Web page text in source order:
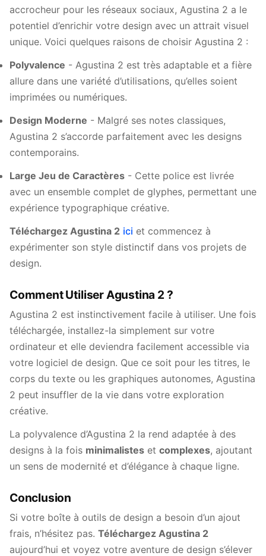
accrocheur pour les réseaux sociaux, Agustina 2 a le
potentiel d’enrichir votre design avec un attrait visuel
unique. Voici quelques raisons de choisir Agustina 2 :
Polyvalence - Agustina 2 est très adaptable et a fière
allure dans une variété d’utilisations, qu’elles soient
imprimées ou numériques.
Design Moderne - Malgré ses notes classiques,
Agustina 2 s’accorde parfaitement avec les designs
contemporains.
Large Jeu de Caractères - Cette police est livrée
avec un ensemble complet de glyphes, permettant une
expérience typographique créative.
Téléchargez Agustina 2 ici et commencez à
expérimenter son style distinctif dans vos projets de
design.
Comment Utiliser Agustina 2 ?
Agustina 2 est instinctivement facile à utiliser. Une fois
téléchargée, installez-la simplement sur votre
ordinateur et elle deviendra facilement accessible via
votre logiciel de design. Que ce soit pour les titres, le
corps du texte ou les graphiques autonomes, Agustina
2 peut insuffler de la vie dans votre exploration
créative.
La polyvalence d’Agustina 2 la rend adaptée à des
designs à la fois minimalistes et complexes, ajoutant
un sens de modernité et d’élégance à chaque ligne.
Conclusion
Si votre boîte à outils de design a besoin d’un ajout
frais, n’hésitez pas. Téléchargez Agustina 2
aujourd’hui et voyez votre aventure de design s’élever